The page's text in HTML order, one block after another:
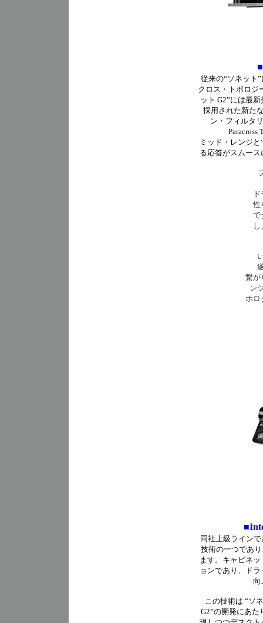
従来の“ソネット
クロス・トポロジ
ット G2”には最
採用された新た
ン・フィルタ
ミッド・レンジ
る応答がスムー
性
で
繋が
ン
ホロ
同社上級ライン
技術の一つであ
ます。キャビネ
ョンであり、ド
向
この技術は “ソ
G2”の開発にあ